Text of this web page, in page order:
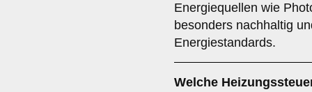
Energiequellen wie
besonders nachhaltig
Energiestandards.
Welche